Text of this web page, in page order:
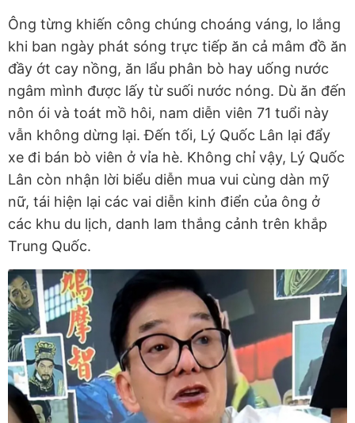
Ông từng khiến công chúng choáng váng, lo lắng
khi ban ngày phát sóng trực tiếp ăn cả mâm đồ ăn
đầy ớt cay nồng, ăn lẩu phân bò hay uống nước
ngâm mình được lấy từ suối nước nóng. Dù ăn đến
nôn ói và toát mồ hôi, nam diễn viên 71 tuổi này
vẫn không dừng lại. Đến tối, Lý Quốc Lân lại đẩy
xe đi bán bò viên ở vỉa hè. Không chỉ vậy, Lý Quốc
Lân còn nhận lời biểu diễn mua vui cùng dàn mỹ
nữ, tái hiện lại các vai diễn kinh điển của ông ở
các khu du lịch, danh lam thắng cảnh trên khắp
Trung Quốc.